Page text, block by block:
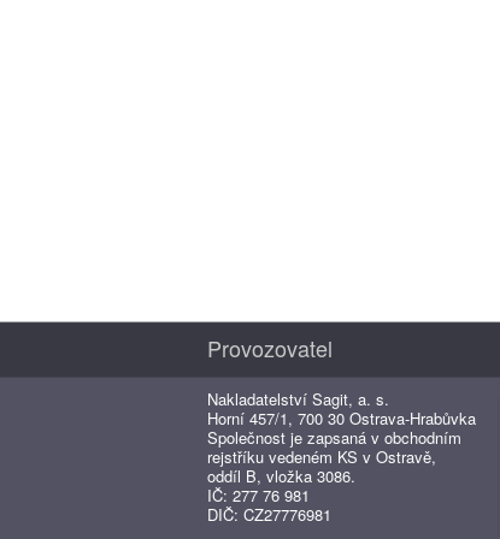
Provozovatel
Nakladatelství Sagit, a. s.
Horní 457/1, 700 30 Ostrava-Hrabůvka
Společnost je zapsaná v obchodním
rejstříku vedeném KS v Ostravě,
oddíl B, vložka 3086.
IČ: 277 76 981
DIČ: CZ27776981